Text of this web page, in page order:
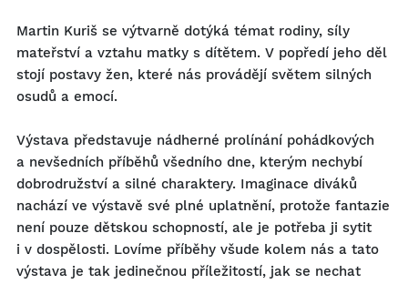
Martin Kuriš se výtvarně dotýká témat rodiny, síly
mateřství a vztahu matky s dítětem. V popředí jeho děl
stojí postavy žen, které nás provádějí světem silných
osudů a emocí.
Výstava představuje nádherné prolínání pohádkových
a nevšedních příběhů všedního dne, kterým nechybí
dobrodružství a silné charaktery. Imaginace diváků
nachází ve výstavě své plné uplatnění, protože fantazie
není pouze dětskou schopností, ale je potřeba ji sytit
i v dospělosti. Lovíme příběhy všude kolem nás a tato
výstava je tak jedinečnou příležitostí, jak se nechat